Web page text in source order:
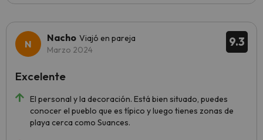
9.3
Nacho Viajó en pareja
Marzo 2024
El personal y la decoración. Está bien situado, puedes
conocer el pueblo que es típico y luego tienes zonas de
playa cerca como Suances.
Excelente